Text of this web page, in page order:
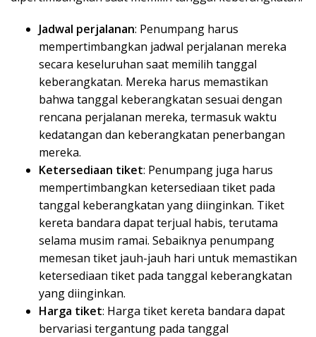
Jadwal perjalanan: Penumpang harus
mempertimbangkan jadwal perjalanan mereka
secara keseluruhan saat memilih tanggal
keberangkatan. Mereka harus memastikan
bahwa tanggal keberangkatan sesuai dengan
rencana perjalanan mereka, termasuk waktu
kedatangan dan keberangkatan penerbangan
mereka.
Ketersediaan tiket: Penumpang juga harus
mempertimbangkan ketersediaan tiket pada
tanggal keberangkatan yang diinginkan. Tiket
kereta bandara dapat terjual habis, terutama
selama musim ramai. Sebaiknya penumpang
memesan tiket jauh-jauh hari untuk memastikan
ketersediaan tiket pada tanggal keberangkatan
yang diinginkan.
Harga tiket: Harga tiket kereta bandara dapat
bervariasi tergantung pada tanggal